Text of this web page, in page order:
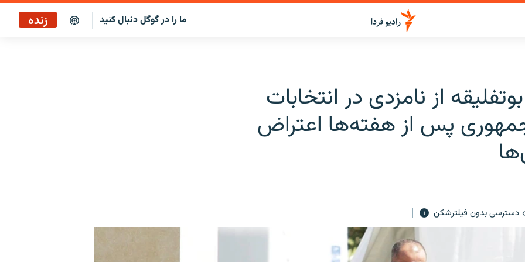
ما را در گوگل دنبال کنید زنده
از نامزدی در انتخابات
پس از هفته‌ها اعتراض
دسترسی بدون فیلترشکن